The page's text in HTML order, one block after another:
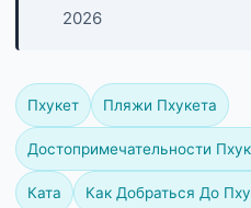
2026
Пхукет Пляжи Пхукета
Достопримечательности
Ката Как Добраться До